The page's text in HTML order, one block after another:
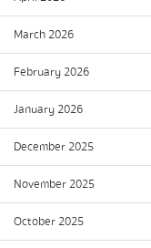
March 2026
February 2026
January 2026
December 2025
November 2025
October 2025